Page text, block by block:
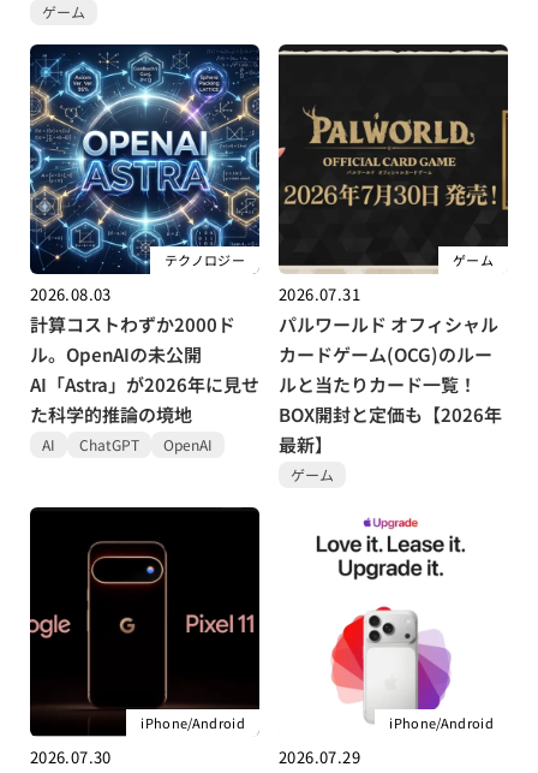
ゲーム
テクノロジー
2026.08.03
計算コストわずか2000ド
ル。OpenAIの未公開
AI「Astra」が2026年に見せ
た科学的推論の境地
AI ChatGPT OpenAI
ゲーム
2026.07.31
パルワールド オフィシャル
カードゲーム(OCG)のルー
ルと当たりカード一覧！
BOX開封と定価も【2026年
最新】
ゲーム
iPhone/Android
2026.07.30
iPhone/Android
2026.07.29